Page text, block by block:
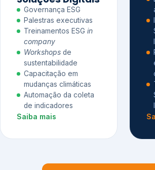
Governança ESG
Palestras executivas
Treinamentos ESG in
company
Workshops de
sustentabilidade
Capacitação em
mudanças climáticas
Automação da coleta
de indicadores
Saiba mais